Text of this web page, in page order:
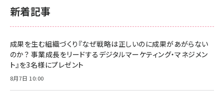
新着記事
成果を生む組織づくり『なぜ戦略は正しいのに成果があがらない
のか？ 事業成長をリードするデジタルマーケティング・マネジメン
ト』を3名様にプレゼント
8月7日 10:00